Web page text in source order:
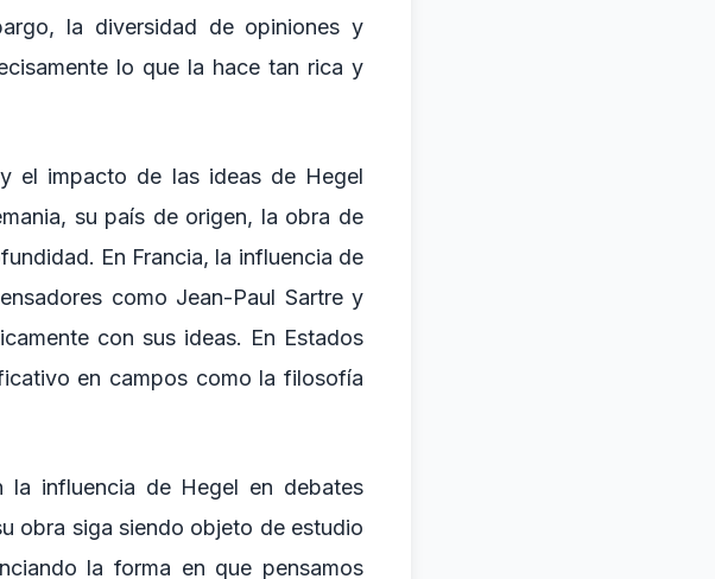
la diversidad de opiniones y
lo que la hace tan rica y
el impacto de las ideas de Hegel
su país de origen, la obra de
En Francia, la influencia de
como Jean-Paul Sartre y
con sus ideas. En Estados
en campos como la filosofía
la influencia de Hegel en debates
obra siga siendo objeto de estudio
la forma en que pensamos